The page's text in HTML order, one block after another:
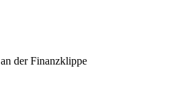
der Finanzklippe